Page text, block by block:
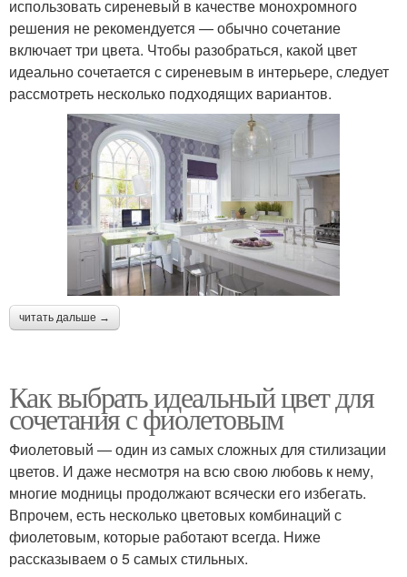
использовать сиреневый в качестве монохромного
решения не рекомендуется — обычно сочетание
включает три цвета. Чтобы разобраться, какой цвет
идеально сочетается с сиреневым в интерьере, следует
рассмотреть несколько подходящих вариантов.
читать дальше →
Как выбрать идеальный цвет для
сочетания с фиолетовым
Фиолетовый — один из самых сложных для стилизации
цветов. И даже несмотря на всю свою любовь к нему,
многие модницы продолжают всячески его избегать.
Впрочем, есть несколько цветовых комбинаций с
фиолетовым, которые работают всегда. Ниже
рассказываем о 5 самых стильных.